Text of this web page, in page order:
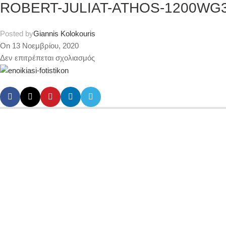
ROBERT-JULIAT-ATHOS-
Posted byGiannis Kolokouris
On 13 Νοεμβρίου, 2020
Δεν επιτρέπεται σχολιασμός